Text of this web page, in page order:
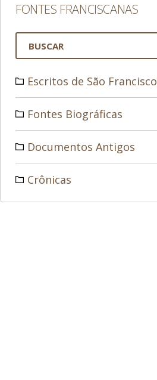
FONTES FRANCISCANAS
Escritos de São Francisco
Fontes Biográficas
Documentos Antigos
Crônicas